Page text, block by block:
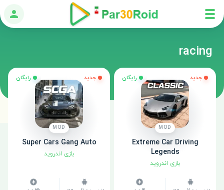
ورود
racing
جدید رایگان
MOD
Extreme Car Driving
Legends
بازی اندروید
جدید رایگان
MOD
Super Cars Gang Auto
بازی اندروید